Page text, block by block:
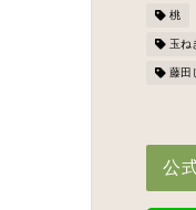
桃
玉ね
藤田
公